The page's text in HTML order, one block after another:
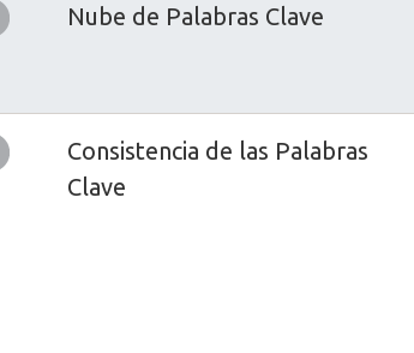
Nube de Palabras Clave
Consistencia de las Palabras
Clave